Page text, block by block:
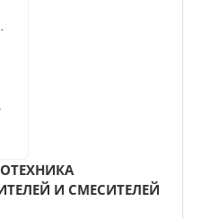
И СМЕСИТЕЛЕЙ